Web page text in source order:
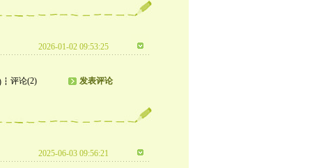
2026-01-02 09:53:25
评论(2) 发表评论
2025-06-03 09:56:21